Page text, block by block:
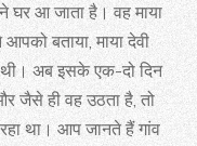
घर आ जाता है। वह माया
बताया, माया देवी
अब इसके एक-दो दिन
जैसे ही वह उठता है, तो
था। आप जानते हैं गांव